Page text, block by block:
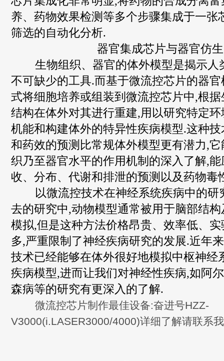
养、药物效果检测等多个步骤集成于一张
筛选的自动化分析.
器官集成芯片与器官仿生
生物组织、器官的体外模型是揭示人
不可缺少的工具.而基于微流控芯片的器
式将细胞培养或组装到微流控芯片中,根
结构在体外对其进行重建,用以研究特定
机能和构建体外的特异性疾病模型.这种
和药效的预测比常规体外模型更有潜力,
织乃至器官水平的作用机制的深入了解,
收、分布、代谢和排泄的预测以及药物毒
以微流控技术在神经系统疾病中的研
去的研究中,动物模型通常被用于脑部结
模拟,但是这种方法价格昂贵、效率低、
多,严重限制了神经疾病研究的发展.近年
技术已经能够在体外很好地模拟中枢神经
疾病模型,进而让我们对神经性疾病,如阿
森病等的研究有更深入的了解.
微流控芯片制作最佳设备:奋进号HZZ-
V3000(i.LASER3000/4000)详细了解请联系